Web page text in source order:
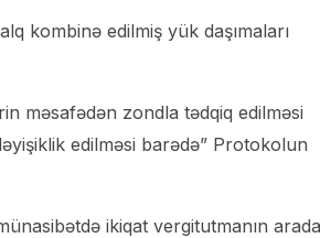
kombinə edilmiş yük daşımaları
məsafədən zondla tədqiq edilməsi
edilməsi barədə” Protokolun
ikiqat vergitutmanın